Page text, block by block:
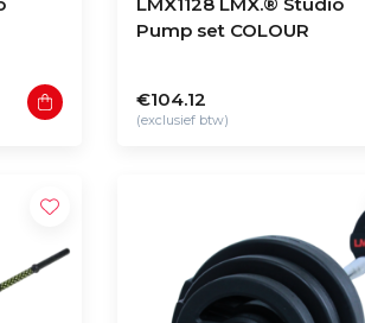
Pump set COLOUR
€104.12
(exclusief btw)